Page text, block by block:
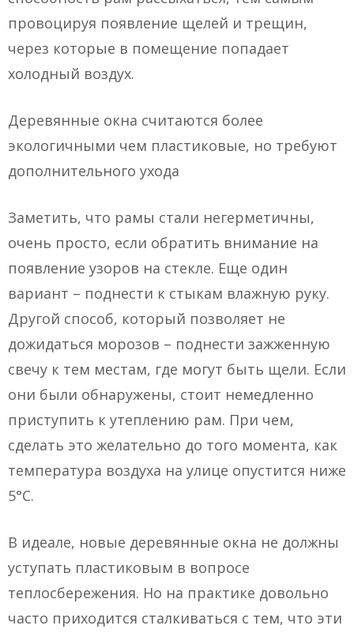
провоцируя появление щелей и трещин,
через которые в помещение попадает
холодный воздух.
Деревянные окна считаются более
экологичными чем пластиковые, но требуют
дополнительного ухода
Заметить, что рамы стали негерметичны,
очень просто, если обратить внимание на
появление узоров на стекле. Еще один
вариант – поднести к стыкам влажную руку.
Другой способ, который позволяет не
дожидаться морозов – поднести зажженную
свечу к тем местам, где могут быть щели. Если
они были обнаружены, стоит немедленно
приступить к утеплению рам. При чем,
сделать это желательно до того момента, как
температура воздуха на улице опустится ниже
5°С.
В идеале, новые деревянные окна не должны
уступать пластиковым в вопросе
теплосбережения. Но на практике довольно
часто приходится сталкиваться с тем, что эти